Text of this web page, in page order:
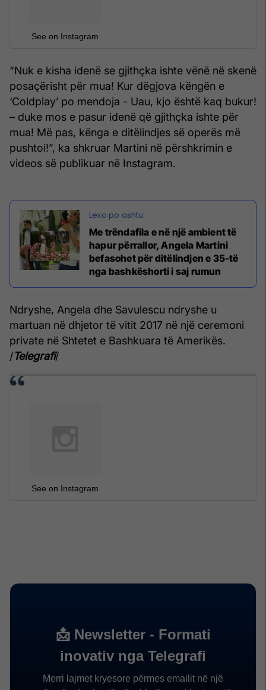
See on Instagram
“Nuk e kisha idenë se gjithçka ishte vënë në skenë
posaçërisht për mua! Kur dëgjova këngën e
‘Coldplay’ po mendoja - Uau, kjo është kaq bukur!
– duke mos e pasur idenë që gjithçka ishte për
mua! Më pas, kënga e ditëlindjes së operës më
pushtoi!”, ka shkruar Martini në përshkrimin e
videos së publikuar në Instagram.
Me trëndafila e në një ambient të
hapur përrallor, Angela Martini
befasohet për ditëlindjen e 35-të
nga bashkëshorti i saj rumun
Ndryshe, Angela dhe Savulescu ndryshe u
martuan në dhjetor të vitit 2017 në një ceremoni
private në Shtetet e Bashkuara të Amerikës.
/Telegrafi/
See on Instagram